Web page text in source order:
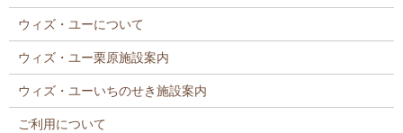
ウィズ・ユーについて
ウィズ・ユー栗原施設案内
ウィズ・ユーいちのせき施設案内
ご利用について